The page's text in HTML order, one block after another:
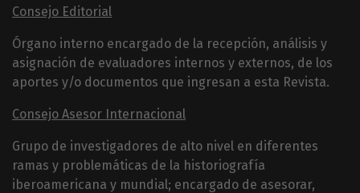
Consejo Editorial
Órgano interno encargado de la recepción, análisis y
asignación de evaluadores internos y externos, de los
aportes y/o documentos que ingresan a esta Revista.
Consejo Asesor Internacional
Grupo de investigadores de alto nivel en diferentes
ramas y problemáticas de la historiografía
iberoamericana y mundial; encargado de asesorar,